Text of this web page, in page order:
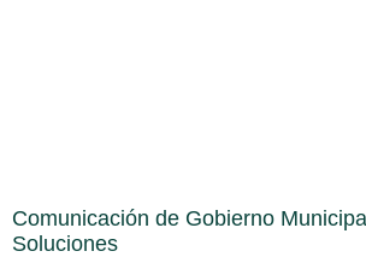
Comunicación de Gobierno
Soluciones